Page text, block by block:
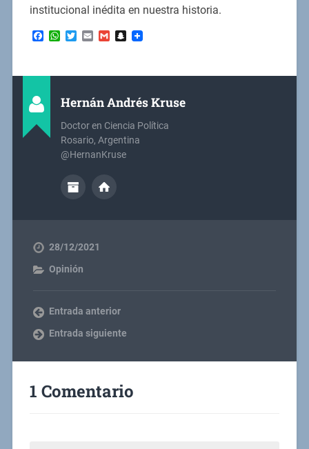
institucional inédita en nuestra historia.
Facebook
WhatsApp
Twitter
EmailGmailSnapchat
Hernán Andrés Kruse
Doctor en Ciencia Política
Rosario, Argentina
@HernanKruse
28/12/2021
Opinión
Entrada anterior
Entrada siguiente
1 Comentario